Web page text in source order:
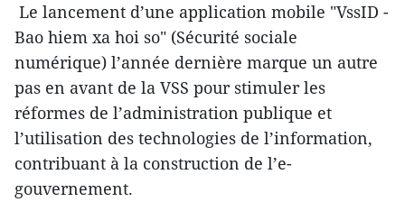
Le lancement d’une application mobile "VssID -
Bao hiem xa hoi so" (Sécurité sociale
numérique) l’année dernière marque un autre
pas en avant de la VSS pour stimuler les
réformes de l’administration publique et
l’utilisation des technologies de l’information,
contribuant à la construction de l’e-
gouvernement.